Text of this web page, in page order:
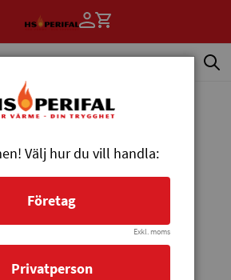
pelletsbrännare HSPB
Pelletsbrännare HSPB 1000.
1000a.
här så kan du kontakta oss för mer
Välj hur du vill handla:
Företag
Exkl. moms
Privatperson